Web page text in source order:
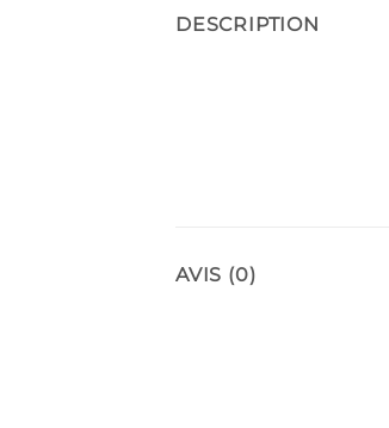
DESCRIPTION
AVIS (0)